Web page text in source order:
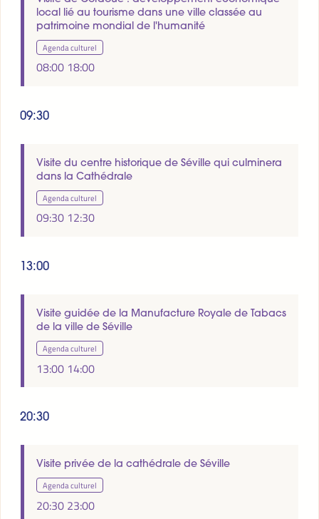
local lié au tourisme dans une ville classée au
patrimoine mondial de l'humanité
Agenda culturel
08:00 18:00
09:30
Visite du centre historique de Séville qui culminera
dans la Cathédrale
Agenda culturel
09:30 12:30
13:00
Visite guidée de la Manufacture Royale de Tabacs
de la ville de Séville
Agenda culturel
13:00 14:00
20:30
Visite privée de la cathédrale de Séville
Agenda culturel
20:30 23:00